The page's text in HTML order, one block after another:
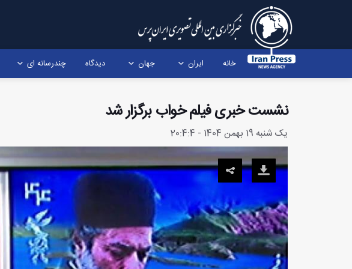
خانه ایران جهان دیدگاه چندرسانه ای
نشست خبری فیلم خواب برگزار شد
یک شنبه 19 بهمن 1404 - 20:4:4